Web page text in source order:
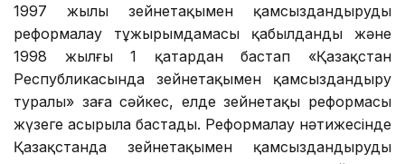
1997 жылы зейнетақымен қамсыздандыруды
реформалау тұжырымдамасы қабылданды және
1998 жылғы 1 қаңтардан бастап «Қазақстан
Республикасында зейнетақымен қамсыздандыру
туралы» заңға сәйкес, елде зейнетақы реформасы
жүзеге асырыла бастады. Реформалау нәтижесінде
Қазақстанда зейнетақымен қамсыздандырудың